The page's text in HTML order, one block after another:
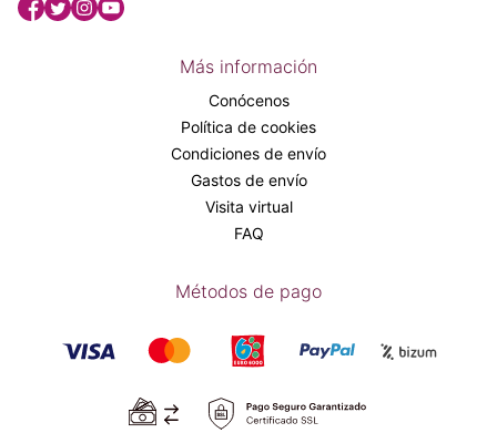
Más información
Conócenos
Política de cookies
Condiciones de envío
Gastos de envío
Visita virtual
FAQ
Métodos de pago